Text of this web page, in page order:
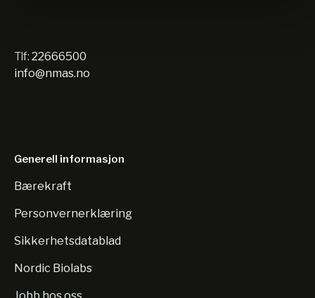
Tlf: 22666500
info@nmas.no
Generell informasjon
Bærekraft
Personvernerklæring
Sikkerhetsdatablad
Nordic Biolabs